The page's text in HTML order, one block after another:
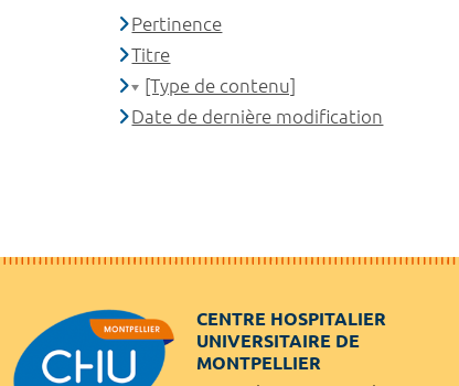
Pertinence
Titre
[Type de contenu]
Date de dernière modification
CENTRE HOSPITALIER
UNIVERSITAIRE DE
MONTPELLIER